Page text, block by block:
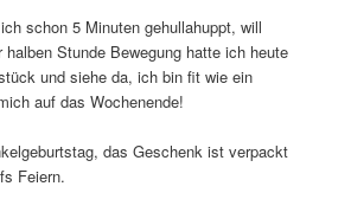
schon 5 Minuten gehullahuppt, will
Stunde Bewegung hatte ich heute
und siehe da, ich bin fit wie ein
auf das Wochenende!
das Geschenk ist verpackt
Feiern.